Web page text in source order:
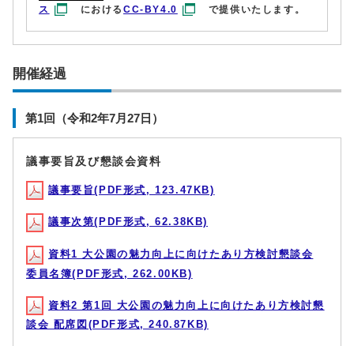
ス
におけるCC-BY4.0 で提供いたします。
開催経過
第1回（令和2年7月27日）
議事要旨及び懇談会資料
議事要旨(PDF形式, 123.47KB)
議事次第(PDF形式, 62.38KB)
資料1 大公園の魅力向上に向けたあり方検討懇談会
委員名簿(PDF形式, 262.00KB)
資料2 第1回 大公園の魅力向上に向けたあり方検討懇
談会 配席図(PDF形式, 240.87KB)